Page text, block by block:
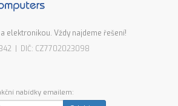
elektronikou. Vždy najdeme řešení!
| DIČ: CZ7702023098
nabídky emailem: